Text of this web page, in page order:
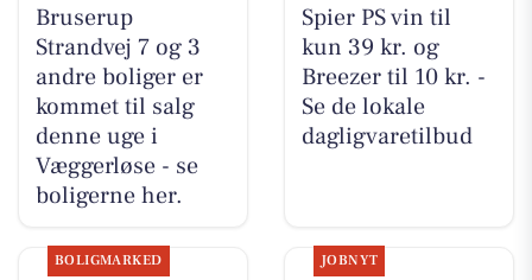
Bruserup
Strandvej 7 og 3
andre boliger er
kommet til salg
denne uge i
Væggerløse - se
boligerne her.
Spier PS vin til
kun 39 kr. og
Breezer til 10 kr. -
Se de lokale
dagligvaretilbud
BOLIGMARKED JOBNYT